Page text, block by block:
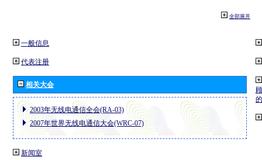
全部展开
一般信息
代表注册
相关大会
2003年无线电通信全会(RA-03)
2007年世界无线电通信大会(WRC-07)
新闻室